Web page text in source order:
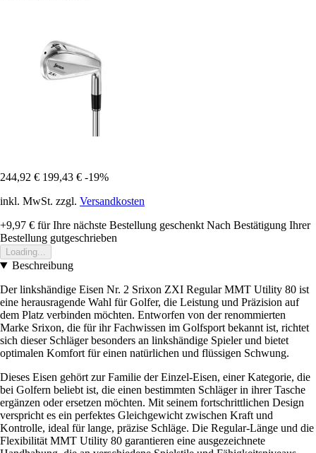
244,92 € 199,43 € -19%
inkl. MwSt. zzgl. Versandkosten
+9,97 € für Ihre nächste Bestellung geschenkt Nach Bestätigung Ihrer
Bestellung gutgeschrieben
Loading...
Beschreibung
Der linkshändige Eisen Nr. 2 Srixon ZXI Regular MMT Utility 80 ist
eine herausragende Wahl für Golfer, die Leistung und Präzision auf
dem Platz verbinden möchten. Entworfen von der renommierten
Marke Srixon, die für ihr Fachwissen im Golfsport bekannt ist, richtet
sich dieser Schläger besonders an linkshändige Spieler und bietet
optimalen Komfort für einen natürlichen und flüssigen Schwung.
Dieses Eisen gehört zur Familie der Einzel-Eisen, einer Kategorie, die
bei Golfern beliebt ist, die einen bestimmten Schläger in ihrer Tasche
ergänzen oder ersetzen möchten. Mit seinem fortschrittlichen Design
verspricht es ein perfektes Gleichgewicht zwischen Kraft und
Kontrolle, ideal für lange, präzise Schläge. Die Regular-Länge und die
Flexibilität MMT Utility 80 garantieren eine ausgezeichnete